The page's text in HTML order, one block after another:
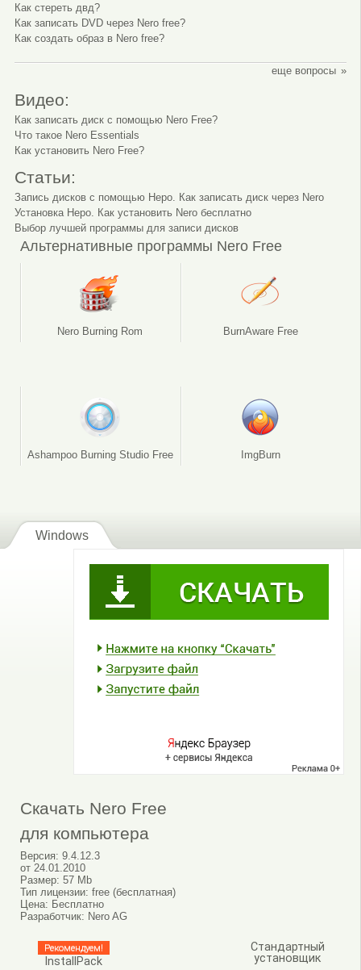
Nero Free процесс записи данных на диск.
Как стереть двд?
Как записать DVD через Nero free?
Как создать образ в Nero free?
еще вопросы
Видео:
Как записать диск с помощью Nero Free?
Что такое Nero Essentials
Как установить Nero Free?
Статьи:
Запись дисков с помощью Неро. Как записать диск через Nero
Установка Неро. Как установить Nero бесплатно
Выбор лучшей программы для записи дисков
Альтернативные программы Nero Free
Nero Burning Rom BurnAware Free
Ashampoo Burning Studio Free ImgBurn
Windows
Скачать Nero Free
для компьютера
Версия: 9.4.12.3
от 24.01.2010
Размер: 57 Mb
Тип лицензии: free (бесплатная)
Цена: Бесплатно
Разработчик: Nero AG
Рекомендуем!
InstallPack
Стандартный
установщик